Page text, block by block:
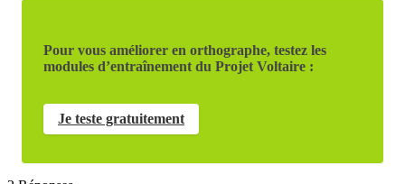
Pour vous améliorer en orthographe, testez les
modules d’entraînement du Projet Voltaire :
Je teste gratuitement